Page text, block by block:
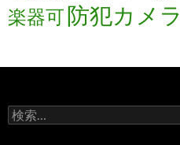
楽器可防犯カメラ
検
索: